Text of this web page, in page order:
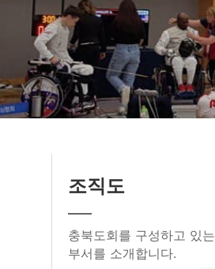
신경계 자료실
심장호흡계 자료실
충북지역 논문 자료실
조직도
충북도회를 구성하고 있는
부서를 소개합니다.